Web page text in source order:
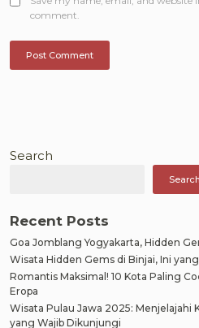
comment.
Search
Search
Recent Posts
Goa Jomblang Yogyakarta, Hidden
Wisata Hidden Gems di Binjai, Ini
Romantis Maksimal! 10 Kota Paling
Eropa
Wisata Pulau Jawa 2025: Menjelajahi
yang Wajib Dikunjungi